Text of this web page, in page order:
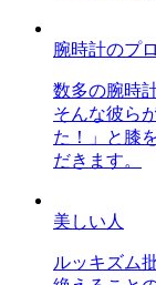
腕時計のプ
数多の腕時
そんな彼ら
た！」と膝
だきます。
美しい人
ルッキズム